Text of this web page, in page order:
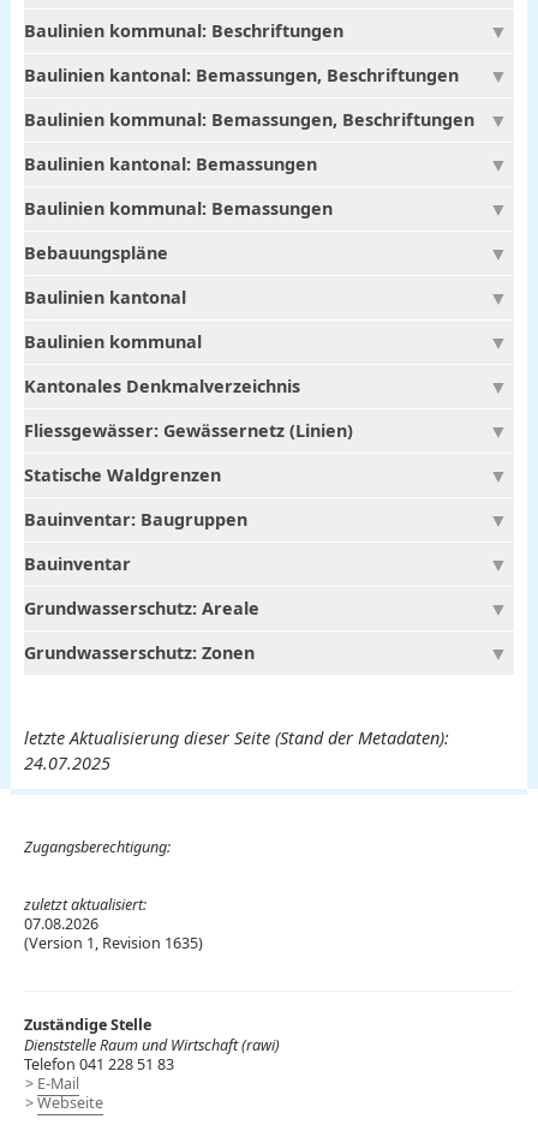
Baulinien kommunal: Beschriftungen
Baulinien kantonal: Bemassungen, Beschriftungen
Baulinien kommunal: Bemassungen, Beschriftungen
Baulinien kantonal: Bemassungen
Baulinien kommunal: Bemassungen
Bebauungspläne
Baulinien kantonal
Baulinien kommunal
Kantonales Denkmalverzeichnis
Fliessgewässer: Gewässernetz (Linien)
Statische Waldgrenzen
Bauinventar: Baugruppen
Bauinventar
Grundwasserschutz: Areale
Grundwasserschutz: Zonen
letzte Aktualisierung dieser Seite (Stand der Metadaten):
24.07.2025
Zugangsberechtigung:
zuletzt aktualisiert:
07.08.2026
(Version 1, Revision 1635)
Zuständige Stelle
Dienststelle Raum und Wirtschaft (rawi)
Telefon 041 228 51 83
E-Mail
Webseite